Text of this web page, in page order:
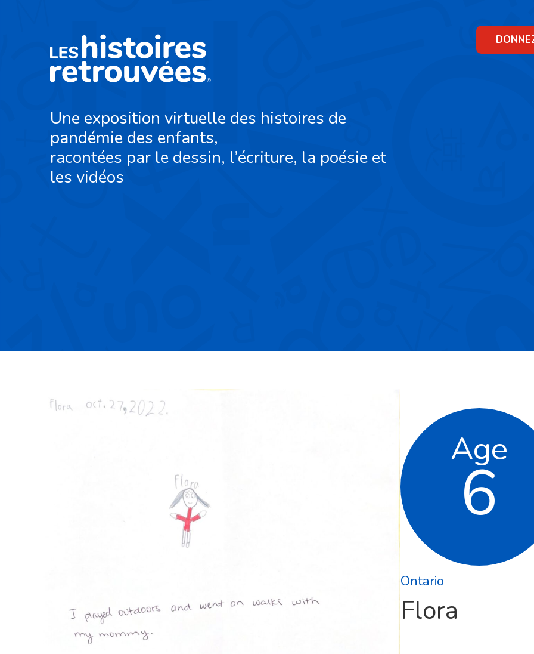
Une exposition virtuelle des histoires de
pandémie des enfants,
racontées par le dessin, l’écriture, la poésie et
les vidéos
Age
6
Ontario
Flora